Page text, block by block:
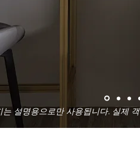
는 설명용으로만 사용됩니다. 실제